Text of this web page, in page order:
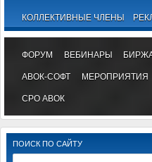
КОЛЛЕКТИВНЫЕ ЧЛЕНЫ
ФОРУМ ВЕБИНАРЫ
АВОК-СОФТ МЕРОПРИЯТИЯ
СРО АВОК
ПОИСК ПО САЙТУ